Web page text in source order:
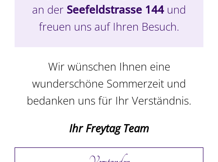
Praline, 8er Stange
In den Warenkorb Details
an der Seefeldstrasse 144 und
freuen uns auf Ihren Besuch.
Wir wünschen Ihnen eine
wunderschöne Sommerzeit und
bedanken uns für Ihr Verständnis.
Ihr Freytag Team